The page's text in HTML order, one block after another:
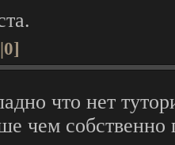
что нет
чем